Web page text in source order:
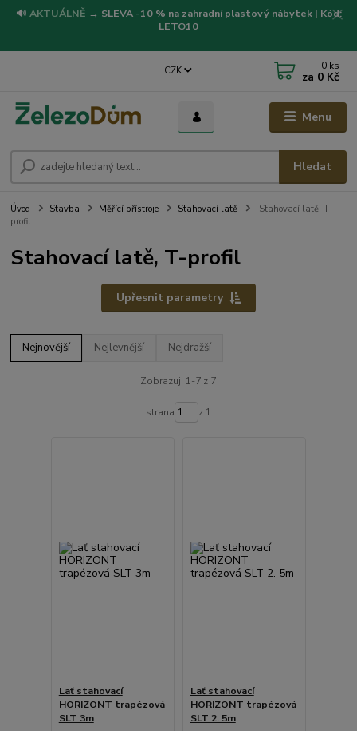
🔊 AKTUÁLNĚ → SLEVA -10 % na zahradní plastový nábytek | Kód:
LETO10
Menu
CZK
Hledat
0 ks
za 0 Kč
Úvod Stavba Měřící přístroje Stahovací latě
Stahovací latě, T-
profil
Stahovací latě, T-profil
Upřesnit parametry
Nejnovější Nejlevnější Nejdražší
Zobrazuji 1-7 z 7
strana z 1
Lať stahovací
HORIZONT trapézová
SLT 3m
Lať stahovací
HORIZONT trapézová
SLT 2. 5m